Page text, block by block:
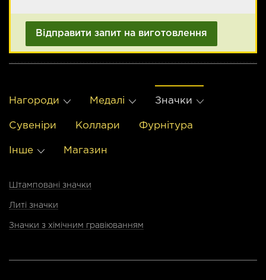
Нагороди Медалі Значки
Сувенiри Коллари Фурнітура
Інше Магазин
Штамповані значки
Литі значки
Значки з хімічним гравіюванням